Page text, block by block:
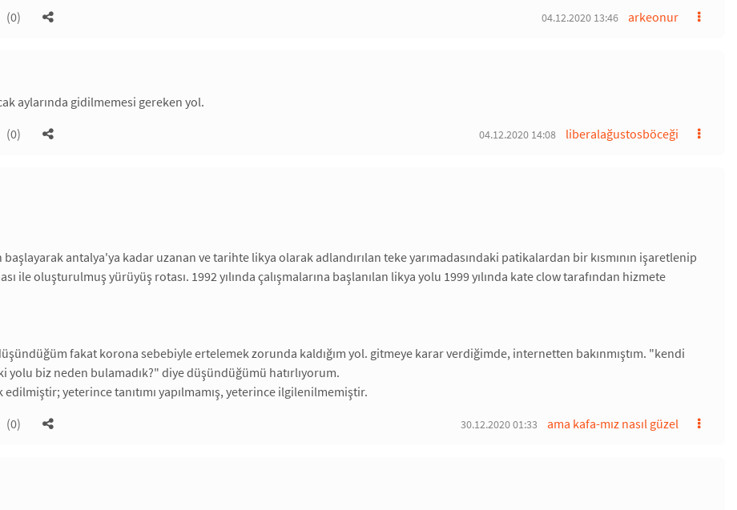
(0) arkeonur
04.12.2020 13:46
aylarında gidilmemesi gereken yol.
(0) liberalağustosböceği
04.12.2020 14:08
antalya'ya kadar uzanan ve tarihte likya olarak adlandırılan teke yarımadasındaki patikalardan bir kısmının işaretlenip
ile oluşturulmuş yürüyüş rotası. 1992 yılında çalışmalarına başlanılan likya yolu 1999 yılında kate clow tarafından hizmete
fakat korona sebebiyle ertelemek zorunda kaldığım yol. gitmeye karar verdiğimde, internetten bakınmıştım. "kendi
yolu biz neden bulamadık?" diye düşündüğümü hatırlıyorum.
edilmiştir; yeterince tanıtımı yapılmamış, yeterince ilgilenilmemiştir.
(0) ama kafa-mız nasıl güzel
30.12.2020 01:33